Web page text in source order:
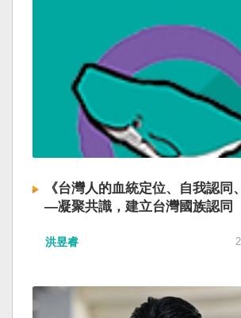
《台灣人的血統定位、自我認同
—凝聚共識，建立台灣國族認同
洪昱睿